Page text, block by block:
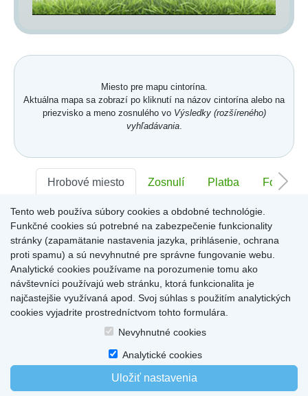
Miesto pre mapu cintorína.
Aktuálna mapa sa zobrazí po kliknutí na názov cintorína alebo na
priezvisko a meno zosnulého vo Výsledky (rozšíreného)
vyhľadávania.
Hrobové miesto Zosnulí Platba Foto
Sektor:- Rad:- Číslo:-
Miesto pre informácie o hrobovom mieste
Produkty a služby |Citáty|O cintorínoch|
Tento web používa súbory cookies a obdobné technológie.
Funkčné cookies sú potrebné na zabezpečenie funkcionality
stránky (zapamätanie nastavenia jazyka, prihlásenie, ochrana
proti spamu) a sú nevyhnutné pre správne fungovanie webu.
Analytické cookies používame na porozumenie tomu ako
návštevníci používajú web stránku, ktorá funkcionalita je
najčastejšie využívaná apod. Svoj súhlas s použitím analytických
cookies vyjadrite prostredníctvom tohto formulára.
Nevyhnutné cookies
Analytické cookies
Uložiť nastavenia